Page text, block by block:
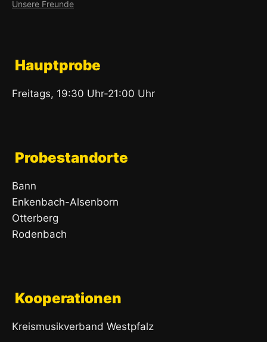
Unsere Freunde
Hauptprobe
Freitags, 19:30 Uhr-21:00 Uhr
Probestandorte
Bann
Enkenbach-Alsenborn
Otterberg
Rodenbach
Kooperationen
Kreismusikverband Westpfalz